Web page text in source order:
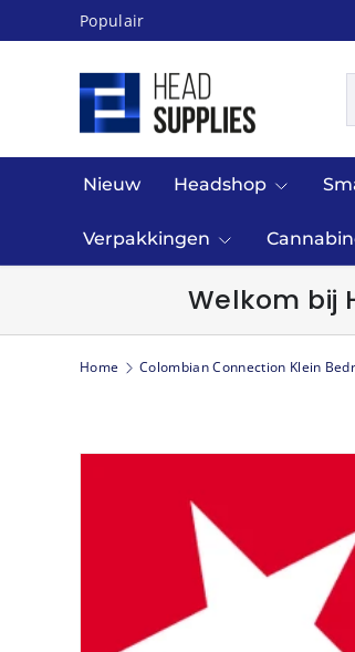
Ga naar inhoud
Populair
Nieuw Headshop
Verpakkingen
Welkom bij
Home